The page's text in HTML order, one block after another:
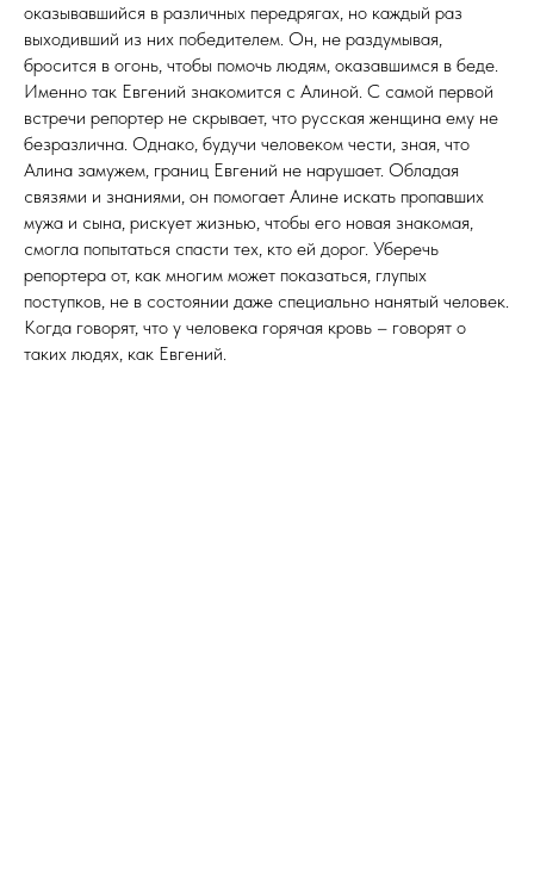
оказывавшийся в различных передрягах, но каждый раз
выходивший из них победителем. Он, не раздумывая,
бросится в огонь, чтобы помочь людям, оказавшимся в беде.
Именно так Евгений знакомится с Алиной. С самой первой
встречи репортер не скрывает, что русская женщина ему не
безразлична. Однако, будучи человеком чести, зная, что
Алина замужем, границ Евгений не нарушает. Обладая
связями и знаниями, он помогает Алине искать пропавших
мужа и сына, рискует жизнью, чтобы его новая знакомая,
смогла попытаться спасти тех, кто ей дорог. Уберечь
репортера от, как многим может показаться, глупых
поступков, не в состоянии даже специально нанятый человек.
Когда говорят, что у человека горячая кровь – говорят о
таких людях, как Евгений.